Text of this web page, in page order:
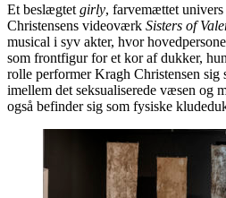
Et beslægtet girly, farvemættet
Christensens videoværk Sisters of
musical i syv akter, hvor
som frontfigur for et kor af dukker,
rolle performer Kragh Christensen
imellem det seksualiserede væsen og
også befinder sig som fysiske